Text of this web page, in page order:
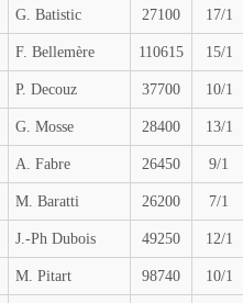
G. Batistic 27100 17/1
F. Bellemère 110615 15/1
P. Decouz 37700 10/1
G. Mosse 28400 13/1
A. Fabre 26450 9/1
M. Baratti 26200 7/1
J.-Ph Dubois 49250 12/1
M. Pitart 98740 10/1